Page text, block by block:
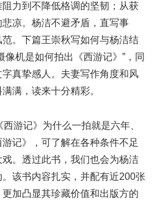
力到不降低格调的坚韧；从获
凉。杨洁不避矛盾，直写事
。下篇王崇秋写如何与杨洁结
像机是如何拍出《西游记》”，同
真挚感人。夫妻写作角度和风
满，读来十分精彩。
游记》为什么一拍就是六年、
记》，可了解在各种条件不足
。透过此书，我们也会为杨洁
该书内容扎实，并配有近200张
加凸显其珍藏价值和出版方的